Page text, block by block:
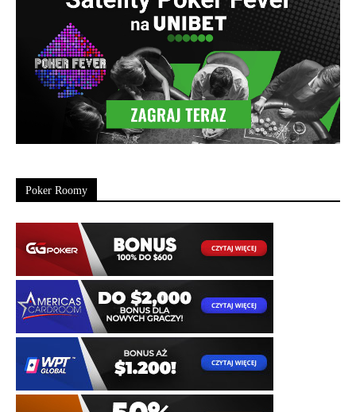
Poker Roomy